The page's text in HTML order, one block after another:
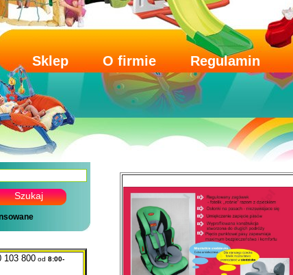
Sklep O firmie Regulamin
103 800 od 8:00-